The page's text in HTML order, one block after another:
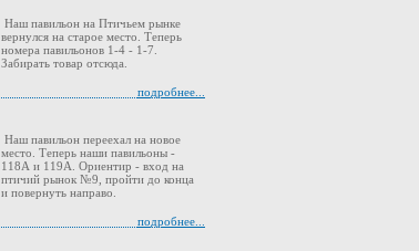
Наш павильон на Птичьем рынке
вернулся на старое место. Теперь
номера павильонов 1-4 - 1-7.
Забирать товар отсюда.
подробнее...
Наш павильон переехал на новое
место. Теперь наши павильоны -
118А и 119А. Ориентир - вход на
птичий рынок №9, пройти до конца
и повернуть направо.
подробнее...